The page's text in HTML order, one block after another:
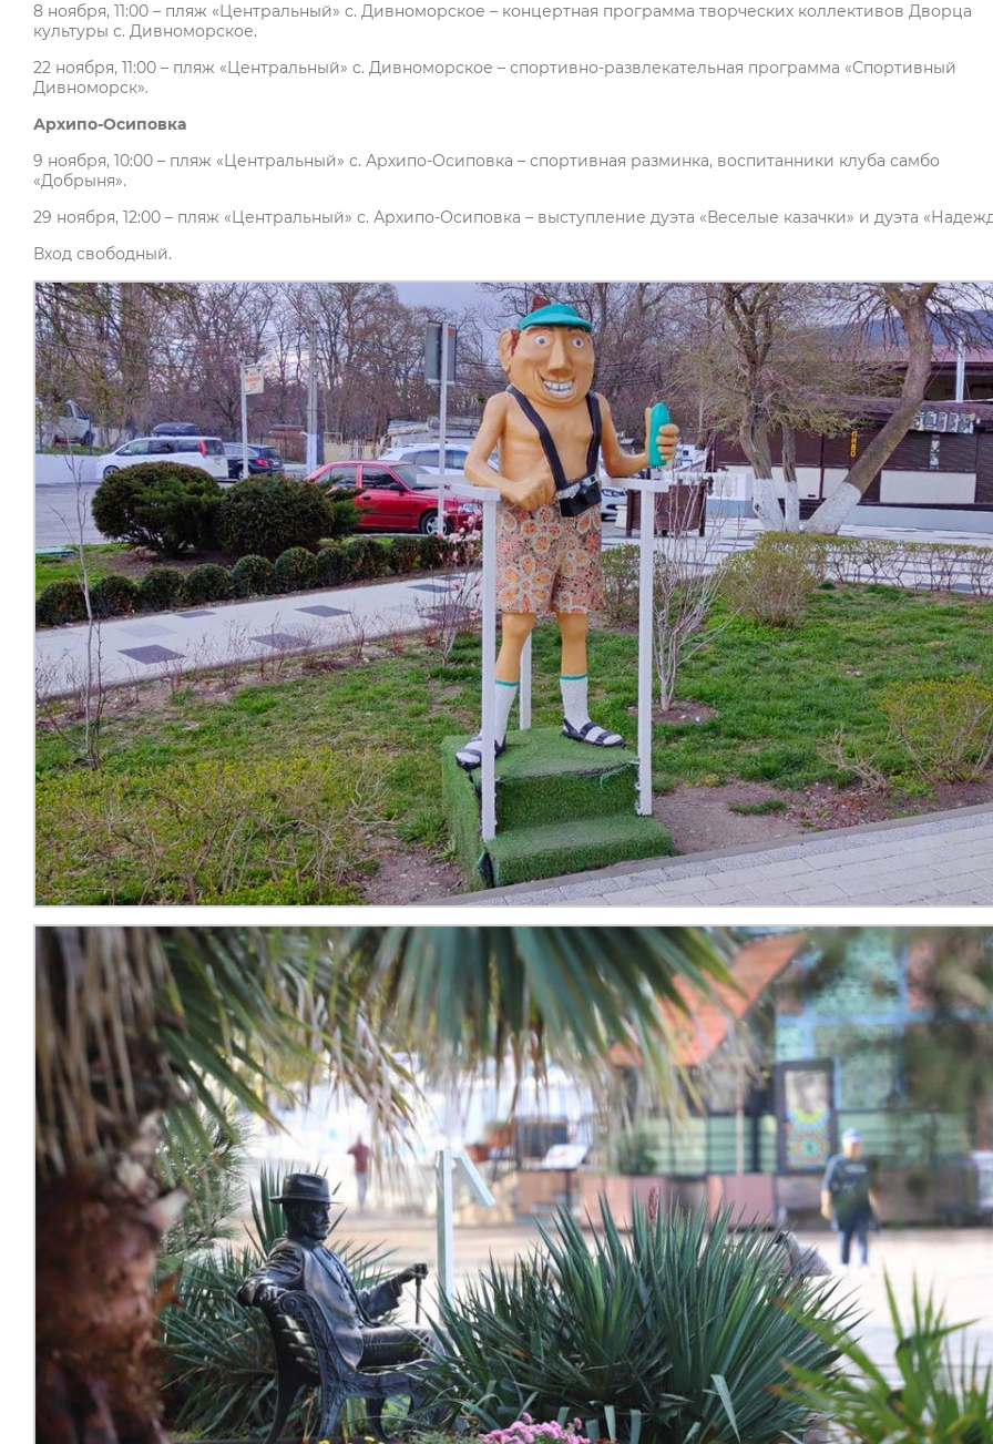
8 ноября, 11:00 – пляж «Центральный» с. Дивноморское – концертная программа творческих коллективов Дворца
культуры с. Дивноморское.
22 ноября, 11:00 – пляж «Центральный» с. Дивноморское – спортивно-развлекательная программа «Спортивный
Дивноморск».
Архипо-Осиповка
9 ноября, 10:00 – пляж «Центральный» с. Архипо-Осиповка – спортивная разминка, воспитанники клуба самбо
«Добрыня».
29 ноября, 12:00 – пляж «Центральный» с. Архипо-Осиповка – выступление дуэта «Веселые казачки» и дуэта
Вход свободный.